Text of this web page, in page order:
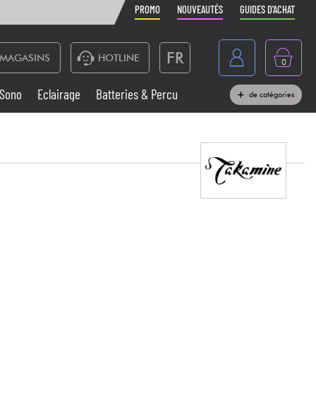
PROMO NOUVEAUTÉS GUIDES D'ACHAT
HOTLINE FR
Belgique
België
0
Casques
Sono Eclairage Batteries & Percu de catégories